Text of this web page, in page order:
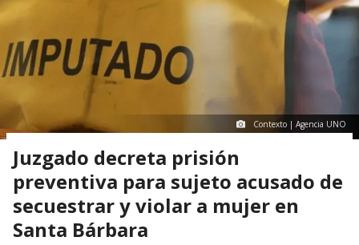
Contexto | Agencia UNO
Juzgado decreta prisión
preventiva para sujeto acusado de
secuestrar y violar a mujer en
Santa Bárbara